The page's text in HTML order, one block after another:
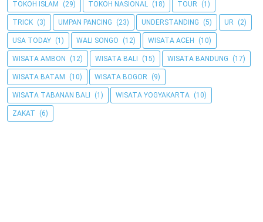
TOKOH ISLAM (29) TOKOH NASIONAL (18) TOUR (1)
TRICK (3) UMPAN PANCING (23) UNDERSTANDING (5) UR (2)
USA TODAY (1) WALI SONGO (12) WISATA ACEH (10)
WISATA AMBON (12) WISATA BALI (15) WISATA BANDUNG (17)
WISATA BATAM (10) WISATA BOGOR (9)
WISATA TABANAN BALI (1) WISATA YOGYAKARTA (10)
ZAKAT (6)